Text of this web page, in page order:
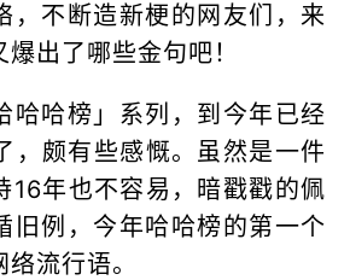
，不断造新梗的网友们，来
出了哪些金句吧！
哈哈榜」系列，到今年已经
，颇有些感慨。虽然是一件
16年也不容易，暗戳戳的佩
旧例，今年哈哈榜的第一个
流行语。